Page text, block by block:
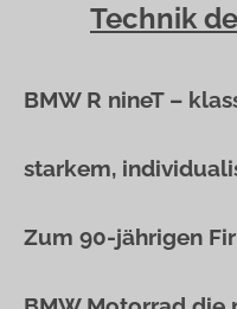
Technik
BMW R nineT –
starkem,
Zum 90-jährigen